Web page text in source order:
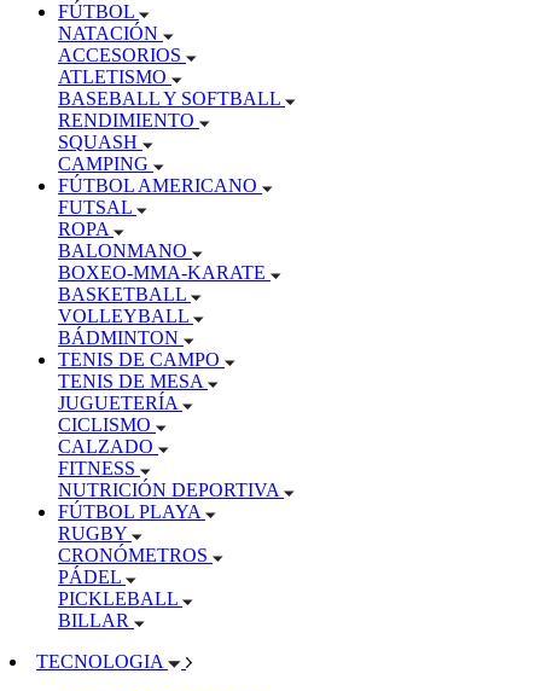
FÚTBOL
NATACIÓN
ACCESORIOS
ATLETISMO
BASEBALL Y SOFTBALL
RENDIMIENTO
SQUASH
CAMPING
FÚTBOL AMERICANO
FUTSAL
ROPA
BALONMANO
BOXEO-MMA-KARATE
BASKETBALL
VOLLEYBALL
BÁDMINTON
TENIS DE CAMPO
TENIS DE MESA
JUGUETERÍA
CICLISMO
CALZADO
FITNESS
NUTRICIÓN DEPORTIVA
FÚTBOL PLAYA
RUGBY
CRONÓMETROS
PÁDEL
PICKLEBALL
BILLAR
TECNOLOGIA